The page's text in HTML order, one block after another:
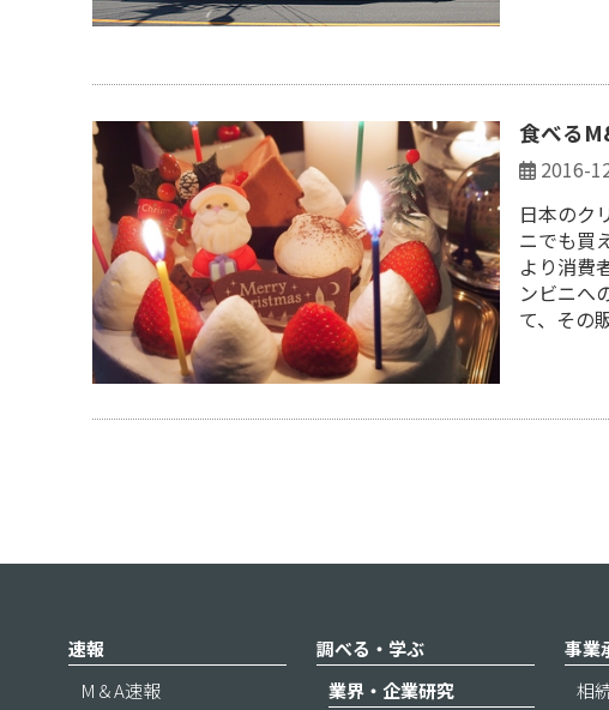
食べる
2016-
日本のク
ニでも買
より消費
ンビニへ
て、その
速報
M＆A速報
調べる・学ぶ
業界・企業研究
事業
相